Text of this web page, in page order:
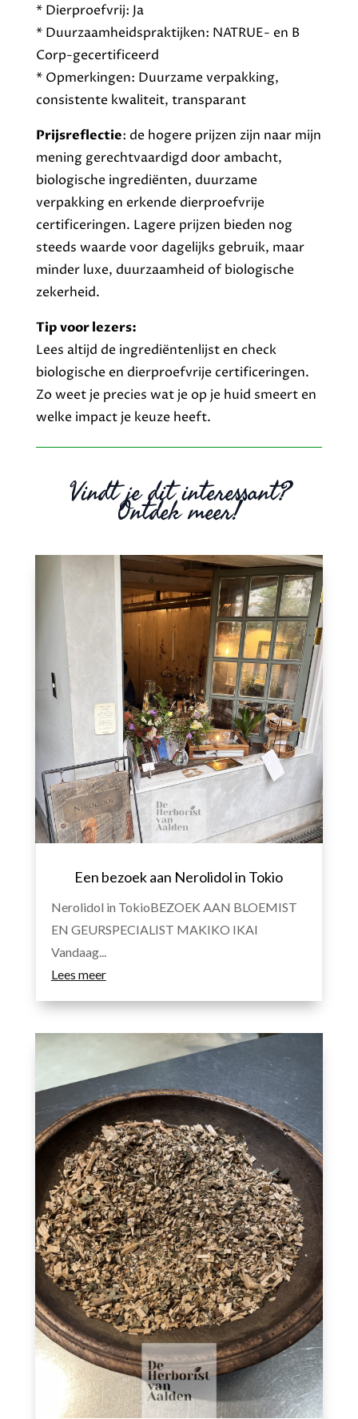
* Dierproefvrij: Ja
* Duurzaamheidspraktijken: NATRUE- en B
Corp-gecertificeerd
* Opmerkingen: Duurzame verpakking,
consistente kwaliteit, transparant
Prijsreflectie: de hogere prijzen zijn naar mijn
mening gerechtvaardigd door ambacht,
biologische ingrediënten, duurzame
verpakking en erkende dierproefvrije
certificeringen. Lagere prijzen bieden nog
steeds waarde voor dagelijks gebruik, maar
minder luxe, duurzaamheid of biologische
zekerheid.
Tip voor lezers:
Lees altijd de ingrediëntenlijst en check
biologische en dierproefvrije certificeringen.
Zo weet je precies wat je op je huid smeert en
welke impact je keuze heeft.
Vindt je dit interessant?
Ontdek meer!
Een bezoek aan Nerolidol in Tokio
Nerolidol in TokioBEZOEK AAN BLOEMIST
EN GEURSPECIALIST MAKIKO IKAI
Vandaag...
Lees meer